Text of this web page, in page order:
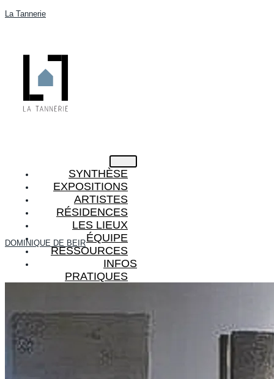
La Tannerie
SYNTHÈSE
EXPOSITIONS
ARTISTES
RÉSIDENCES
LES LIEUX
ÉQUIPE
RESSOURCES
INFOS
PRATIQUES
X
DOMINIQUE DE BEIR